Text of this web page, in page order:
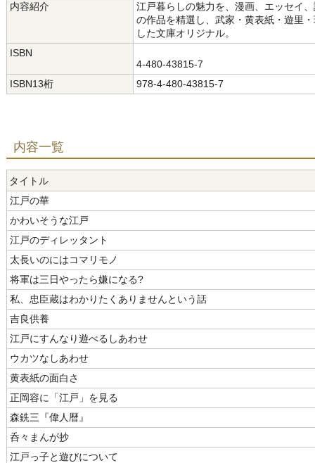
内容紹介
江戸暮らしの魅力を、漫画、エッセイ
の作品を精選し、武家・黄表紙・遊里
した文庫オリジナル。
ISBN
4-480-43815-7
ISBN13桁
978-4-480-43815-7
内容一覧
タイトル
江戸の華
かわいそうな江戸
江戸のディレッタント
太長いのにはコマリモノ
将軍は三日やったら嫌になる?
私、忠臣蔵はわかりたくありませんという話
吉良供養
江戸にすんなり遊べるしあわせ
ウカツなしあわせ
黄表紙の面白さ
正岡容に「江戸」を見る
森銑三『偉人暦』
呑々まんが抄
江戸っ子と遊びについて